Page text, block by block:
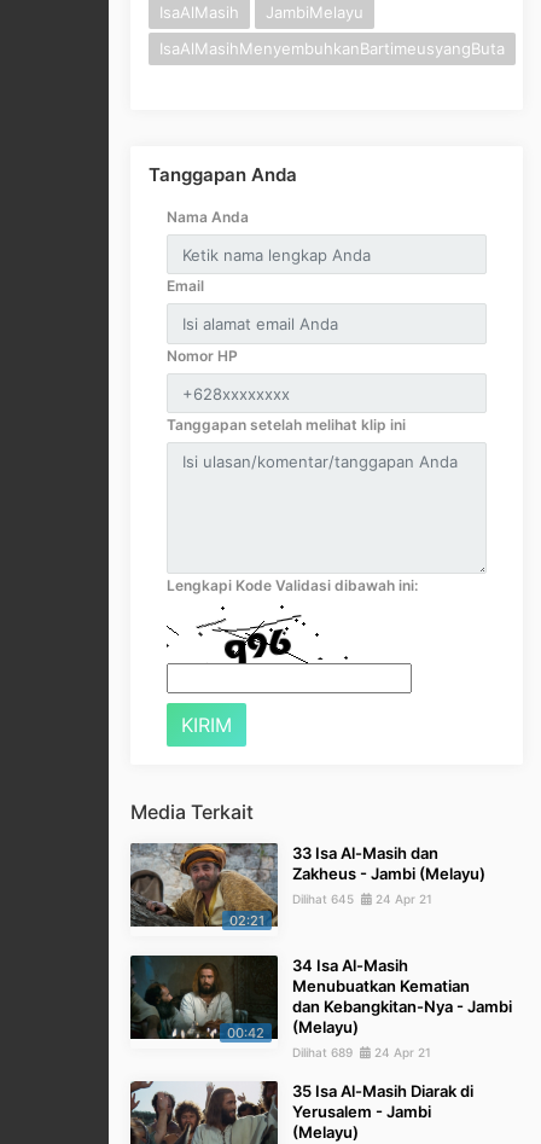
IsaAlMasih
JambiMelayu
IsaAlMasihMenyembuhkanBartimeusyangButa
Tanggapan Anda
Nama Anda
Email
Nomor HP
Tanggapan setelah melihat klip ini
Lengkapi Kode Validasi dibawah ini:
Media Terkait
02:21
33 Isa Al-Masih dan
Zakheus - Jambi (Melayu)
Dilihat 645 24 Apr 21
00:42
34 Isa Al-Masih
Menubuatkan Kematian
dan Kebangkitan-Nya - Jambi
(Melayu)
Dilihat 689 24 Apr 21
35 Isa Al-Masih Diarak di
Yerusalem - Jambi
(Melayu)